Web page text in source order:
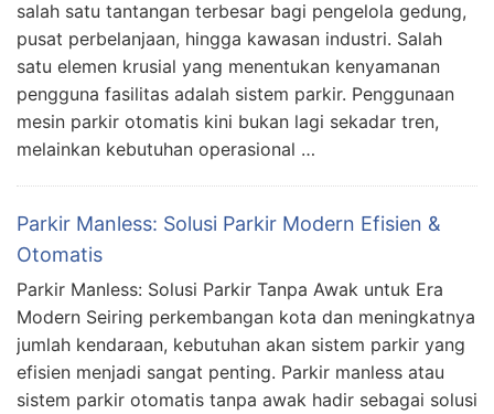
salah satu tantangan terbesar bagi pengelola gedung,
pusat perbelanjaan, hingga kawasan industri. Salah
satu elemen krusial yang menentukan kenyamanan
pengguna fasilitas adalah sistem parkir. Penggunaan
mesin parkir otomatis kini bukan lagi sekadar tren,
melainkan kebutuhan operasional …
Parkir Manless: Solusi Parkir Modern Efisien &
Otomatis
Parkir Manless: Solusi Parkir Tanpa Awak untuk Era
Modern Seiring perkembangan kota dan meningkatnya
jumlah kendaraan, kebutuhan akan sistem parkir yang
efisien menjadi sangat penting. Parkir manless atau
sistem parkir otomatis tanpa awak hadir sebagai solusi